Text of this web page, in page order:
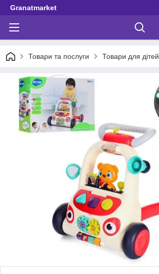
Granatmarket
Товари та послуги Товари для дітей